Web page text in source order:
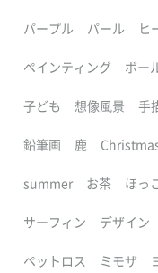
パープル パール ヒ
ペインティング ボー
子ども 想像風景 手
鉛筆画 鹿
summer お茶 ほっ
サーフィン デザイン
ペットロス ミモザ